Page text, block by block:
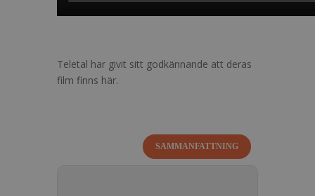
Teletal har givit sitt godkännande att deras
film finns här.